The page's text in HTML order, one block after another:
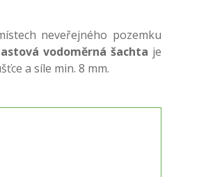
neveřejného pozemku
vodoměrná šachta je
a síle min. 8 mm.